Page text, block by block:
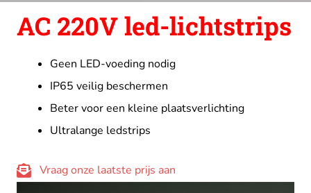
AC 220V led-lichtstrips
Geen LED-voeding nodig
IP65 veilig beschermen
Beter voor een kleine plaatsverlichting
Ultralange ledstrips
Vraag onze laatste prijs aan